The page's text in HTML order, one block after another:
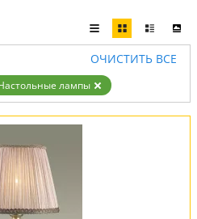
ОЧИСТИТЬ ВСЕ
лампы